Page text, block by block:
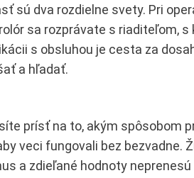
sú dva rozdielne svety. Pri
sa rozprávate s riaditeľom, s
s obsluhou je cesta za
a hľadať.
prísť na to, akým spôsobom
veci fungovali bez bezvadne.
a zdieľané hodnoty